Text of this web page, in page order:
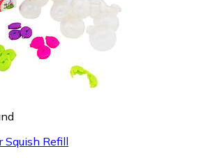
Squish Refill